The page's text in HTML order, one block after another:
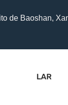
de Baoshan,
LAR